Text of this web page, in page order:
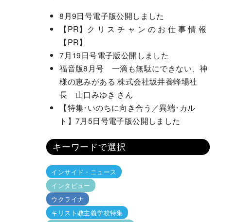
8月9日号電子版公開しました
【PR】ク リ ス チ ャ ン の お 仕 事 情 報
【PR】
7月19日号電子版公開しました
福音版8月号 一滴も無駄にできない、神
様の恵みがある 株式会社坂井養蜂場社
長 山口みゆき さん
【特集･いのちに向き合う／異端･カル
ト】7月5日号電子版公開しました
キーワードで選択
インサイド・ニュース
インタビュー
ウクライナ
キリスト教主義学校特集